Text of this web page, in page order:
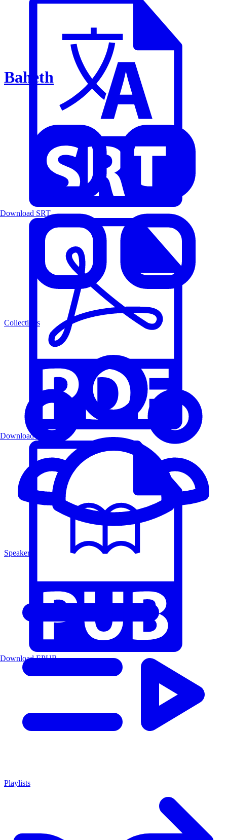
Baheth
Collections
Speakers
Playlists
Download SRT
Download PDF
Download EPUB